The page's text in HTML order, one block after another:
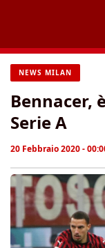
contenuto
NEWS MILAN
Bennacer,
Serie A
20 Febbraio 2020 -